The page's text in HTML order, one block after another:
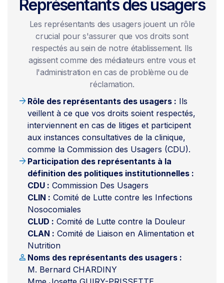
Représentants des usagers
Les représentants des usagers jouent un rôle
crucial pour s'assurer que vos droits sont
respectés au sein de notre établissement. Ils
agissent comme des médiateurs entre vous et
l'administration en cas de problème ou de
réclamation.
arrow_forward Rôle des représentants des usagers : Ils
veillent à ce que vos droits soient respectés,
interviennent en cas de litiges et participent
aux instances consultatives de la clinique,
comme la Commission des Usagers (CDU).
arrow_forward Participation des représentants à la
définition des politiques institutionnelles :
CDU : Commission Des Usagers
CLIN : Comité de Lutte contre les Infections
Nosocomiales
CLUD : Comité de Lutte contre la Douleur
CLAN : Comité de Liaison en Alimentation et
Nutrition
person Noms des représentants des usagers :
M. Bernard CHARDINY